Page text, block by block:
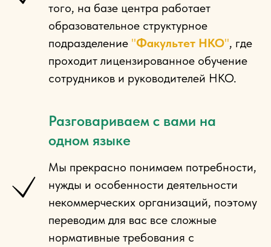
того, на базе центра работает
образовательное структурное
подразделение "Факультет НКО", где
проходит лицензированное обучение
сотрудников и руководителей НКО.
Разговариваем с вами на
одном языке
Мы прекрасно понимаем потребности,
нужды и особенности деятельности
некоммерческих организаций, поэтому
переводим для вас все сложные
нормативные требования с